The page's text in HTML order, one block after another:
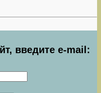
введите e-mail: